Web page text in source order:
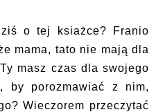
o tej ksiażce? Franio
mama, tato nie mają dla
masz czas dla swojego
by porozmawiać z nim,
Wieczorem przeczytać